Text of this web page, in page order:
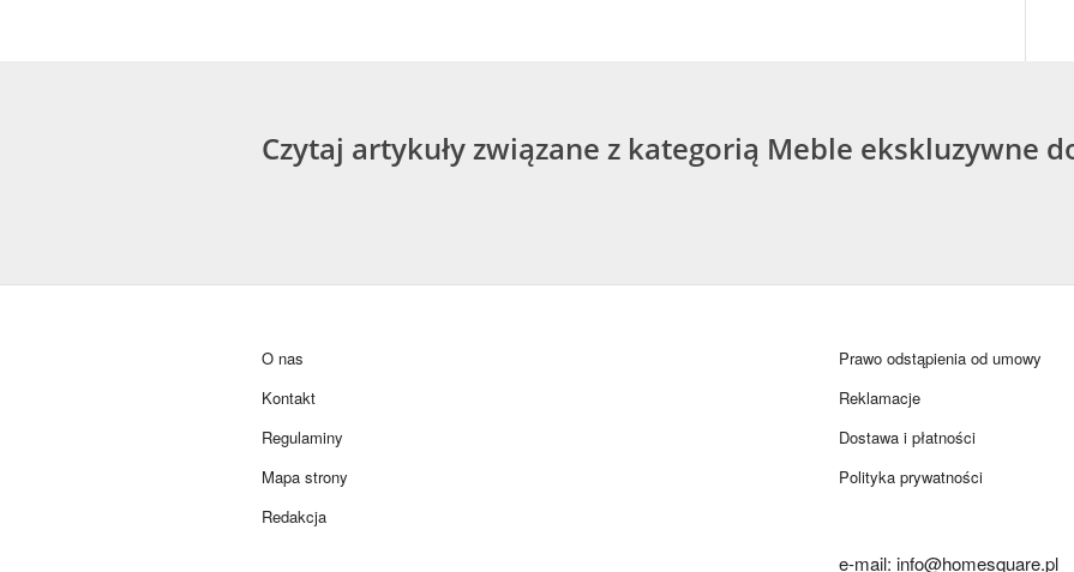
Czytaj artykuły związane z kategorią Meble ekskluzywne
O nas
Kontakt
Regulaminy
Mapa strony
Redakcja
Prawo odstąpienia od umowy
Reklamacje
Dostawa i płatności
Polityka prywatności
e-mail: info@homesquare.pl